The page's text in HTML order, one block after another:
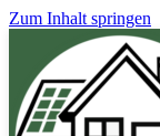
Zum Inhalt springen